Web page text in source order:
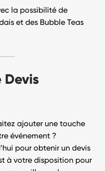
la possibilité de
et des Bubble Teas
Devis
ajouter une touche
événement ?
pour obtenir un devis
à votre disposition pour